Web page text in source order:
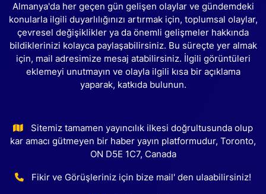
Almanya'da her geçen gün gelişen olaylar ve gündemdeki
konularla ilgili duyarlılığınızı artırmak için, toplumsal olaylar,
çevresel değişiklikler ya da önemli gelişmeler hakkında
bildiklerinizi kolayca paylaşabilirsiniz. Bu süreçte yer almak
için, mail adresimize mesaj atabilirsiniz. İlgili görüntüleri
eklemeyi unutmayın ve olayla ilgili kısa bir açıklama
yaparak, katkıda bulunun.
Sitemiz tamamen yayıncılık ilkesi doğrultusunda olup
kar amacı gütmeyen bir haber yayın platformudur, Toronto,
ON D5E 1C7, Canada
Fikir ve Görüşleriniz için bize mail' den ulaabilirsiniz!